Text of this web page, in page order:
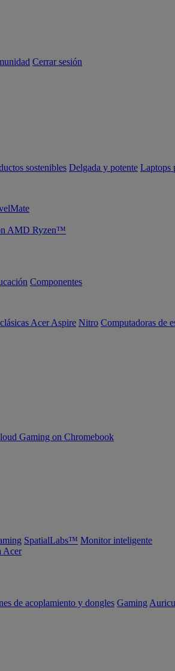
Cerrar sesión
sostenibles Delgada y potente Laptops
AMD Ryzen™
Componentes
Acer Aspire Nitro Computadoras de
Gaming on Chromebook
SpatialLabs™ Monitor inteligente
Acer
de acoplamiento y dongles Gaming